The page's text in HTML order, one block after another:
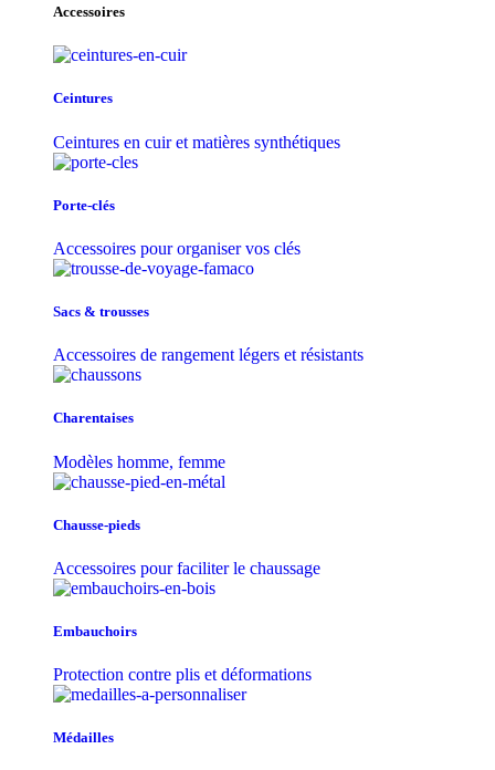
Accessoires
Ceintures
Ceintures en cuir et matières synthétiques
Porte-clés
Accessoires pour organiser vos clés
Sacs & trousse​s
Accessoires de rangement légers et résistants
Charentaises
Modèles homme, femme
Chausse-pieds
Accessoires pour faciliter le chaussage
Embauchoirs
Protection contre plis et déformations
Médailles